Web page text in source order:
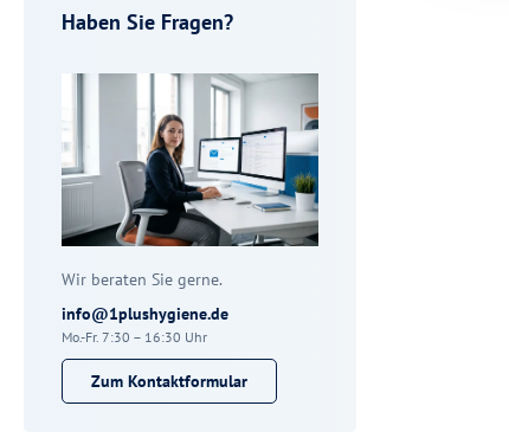
Haben Sie Fragen?
Wir beraten Sie gerne.
info@1plushygiene.de
Mo.-Fr. 7:30 – 16:30 Uhr
Zum Kontaktformular